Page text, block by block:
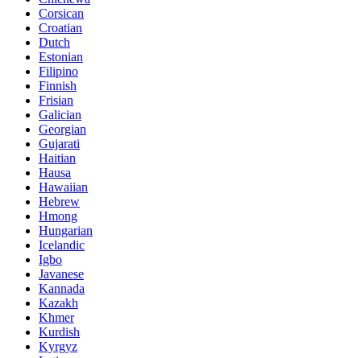
Corsican
Croatian
Dutch
Estonian
Filipino
Finnish
Frisian
Galician
Georgian
Gujarati
Haitian
Hausa
Hawaiian
Hebrew
Hmong
Hungarian
Icelandic
Igbo
Javanese
Kannada
Kazakh
Khmer
Kurdish
Kyrgyz